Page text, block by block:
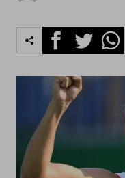
FacebookTwitter